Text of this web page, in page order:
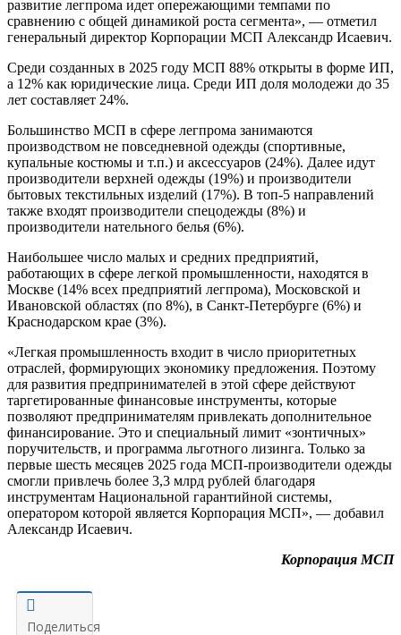
развитие легпрома идет опережающими темпами по
сравнению с общей динамикой роста сегмента», — отметил
генеральный директор Корпорации МСП Александр Исаевич.
Среди созданных в 2025 году МСП 88% открыты в форме ИП,
а 12% как юридические лица. Среди ИП доля молодежи до 35
лет составляет 24%.
Большинство МСП в сфере легпрома занимаются
производством не повседневной одежды (спортивные,
купальные костюмы и т.п.) и аксессуаров (24%). Далее идут
производители верхней одежды (19%) и производители
бытовых текстильных изделий (17%). В топ-5 направлений
также входят производители спецодежды (8%) и
производители нательного белья (6%).
Наибольшее число малых и средних предприятий,
работающих в сфере легкой промышленности, находятся в
Москве (14% всех предприятий легпрома), Московской и
Ивановской областях (по 8%), в Санкт-Петербурге (6%) и
Краснодарском крае (3%).
«Легкая промышленность входит в число приоритетных
отраслей, формирующих экономику предложения. Поэтому
для развития предпринимателей в этой сфере действуют
таргетированные финансовые инструменты, которые
позволяют предпринимателям привлекать дополнительное
финансирование. Это и специальный лимит «зонтичных»
поручительств, и программа льготного лизинга. Только за
первые шесть месяцев 2025 года МСП-производители одежды
смогли привлечь более 3,3 млрд рублей благодаря
инструментам Национальной гарантийной системы,
оператором которой является Корпорация МСП», — добавил
Александр Исаевич.
Корпорация МСП
Поделиться